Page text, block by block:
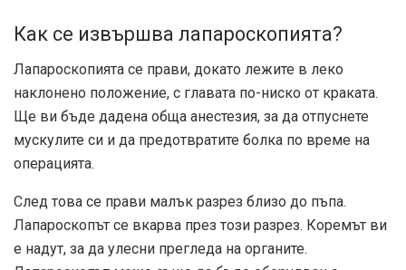
Как се извършва лапароскопията?
Лапароскопията се прави, докато лежите в леко
наклонено положение, с главата по-ниско от краката.
Ще ви бъде дадена обща анестезия, за да отпуснете
мускулите си и да предотвратите болка по време на
операцията.
След това се прави малък разрез близо до пъпа.
Лапароскопът се вкарва през този разрез. Коремът ви
е надут, за да улесни прегледа на органите.